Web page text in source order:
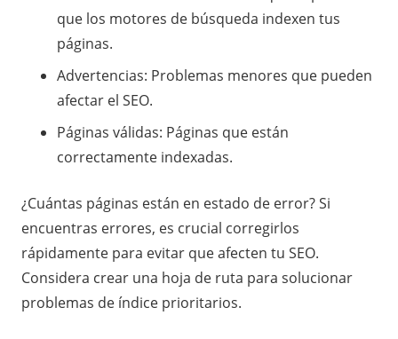
que los motores de búsqueda indexen tus
páginas.
Advertencias: Problemas menores que pueden
afectar el SEO.
Páginas válidas: Páginas que están
correctamente indexadas.
¿Cuántas páginas están en estado de error? Si
encuentras errores, es crucial corregirlos
rápidamente para evitar que afecten tu SEO.
Considera crear una hoja de ruta para solucionar
problemas de índice prioritarios.